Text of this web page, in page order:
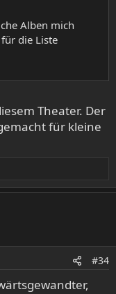
Alben mich
die Liste
Theater. Der
für kleine
#34